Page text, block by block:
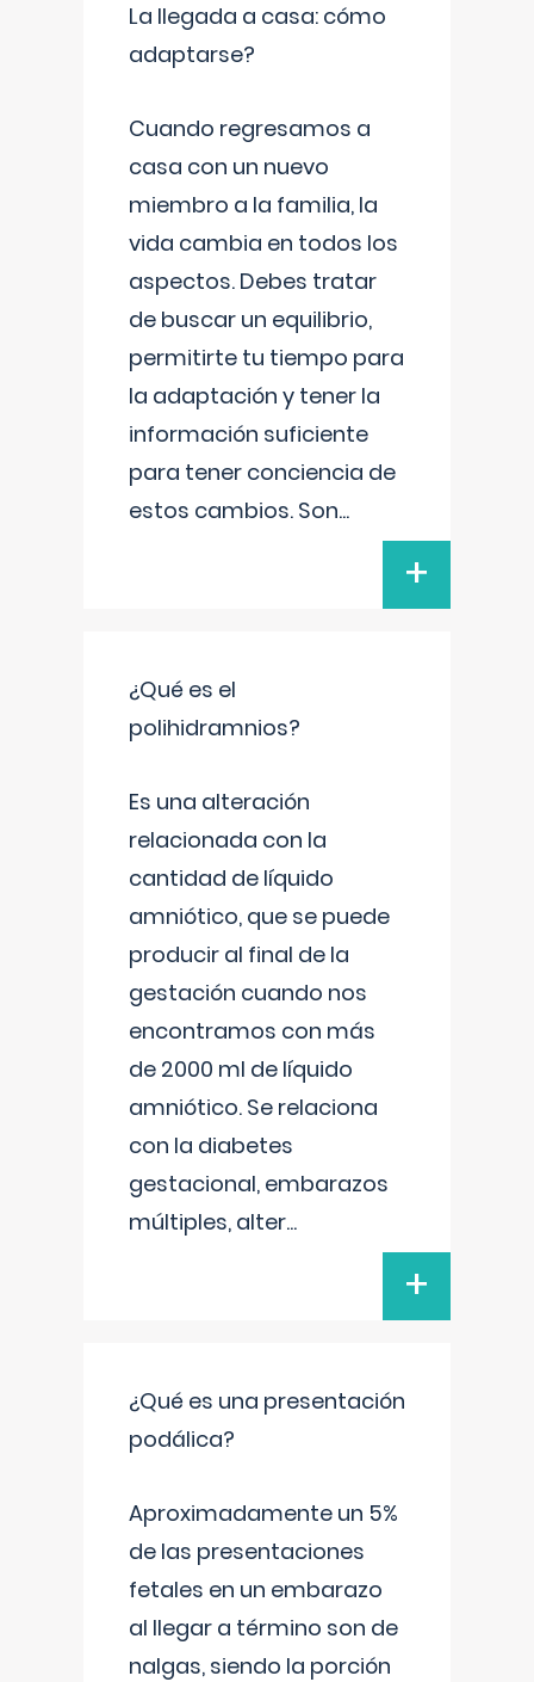
La llegada a casa: cómo
adaptarse?
Cuando regresamos a
casa con un nuevo
miembro a la familia, la
vida cambia en todos los
aspectos. Debes tratar
de buscar un equilibrio,
permitirte tu tiempo para
la adaptación y tener la
información suficiente
para tener conciencia de
estos cambios. Son...
+
¿Qué es el
polihidramnios?
Es una alteración
relacionada con la
cantidad de líquido
amniótico, que se puede
producir al final de la
gestación cuando nos
encontramos con más
de 2000 ml de líquido
amniótico. Se relaciona
con la diabetes
gestacional, embarazos
múltiples, alter...
+
¿Qué es una presentación
podálica?
Aproximadamente un 5%
de las presentaciones
fetales en un embarazo
al llegar a término son de
nalgas, siendo la porción